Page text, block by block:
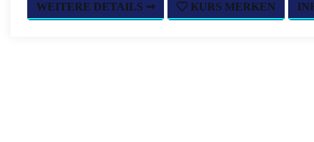
WEITERE DETAILS ➞ KURS MERKEN